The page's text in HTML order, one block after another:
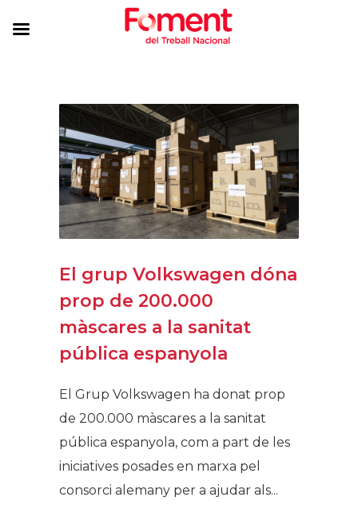
El grup Volkswagen dóna
prop de 200.000
màscares a la sanitat
pública espanyola
El Grup Volkswagen ha donat prop
de 200.000 màscares a la sanitat
pública espanyola, com a part de les
iniciatives posades en marxa pel
consorci alemany per a ajudar als...